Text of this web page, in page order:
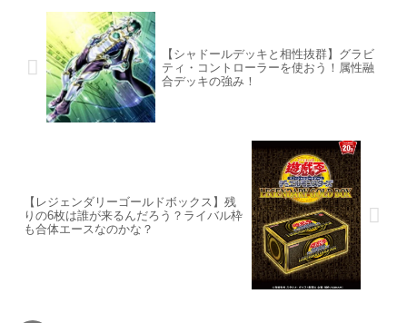
【シャドールデッキと相性抜群】グラビ
ティ・コントローラーを使おう！属性融
合デッキの強み！
【レジェンダリーゴールドボックス】残
りの6枚は誰が来るんだろう？ライバル枠
も合体エースなのかな？